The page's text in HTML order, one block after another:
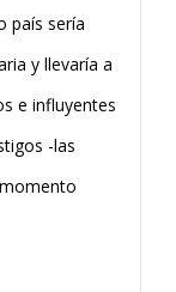
país sería
y llevaría a
e influyentes
-las